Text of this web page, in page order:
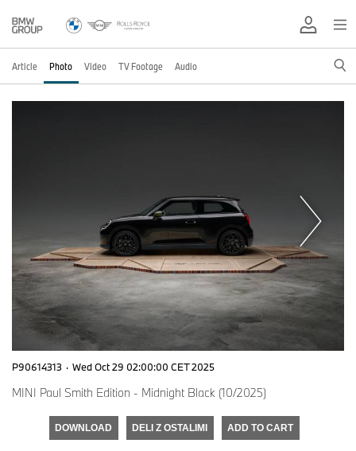
Article Photo Video TV Footage Audio
P90614313 · Wed Oct 29 02:00:00 CET 2025
MINI Paul Smith Edition - Midnight Black (10/2025)
DOWNLOAD DELI Z OSTALIMI ADD TO CART